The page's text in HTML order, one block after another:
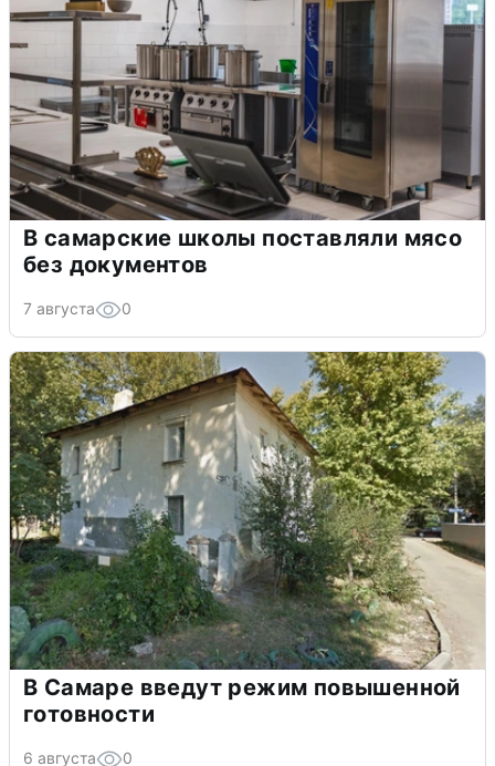
В самарские школы поставляли мясо
без документов
7 августа 0
В Самаре введут режим повышенной
готовности
6 августа 0